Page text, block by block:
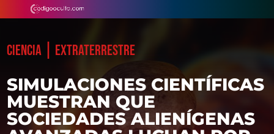
CIENCIA EXTRATERRESTRE
SIMULACIONES CIENTÍFICAS
MUESTRAN QUE
SOCIEDADES ALIENÍGENAS